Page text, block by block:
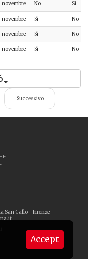
novembre No Sì
novembre Sì No
novembre Sì No
novembre Sì No
Successivo
Accept
San Gallo - Firenze